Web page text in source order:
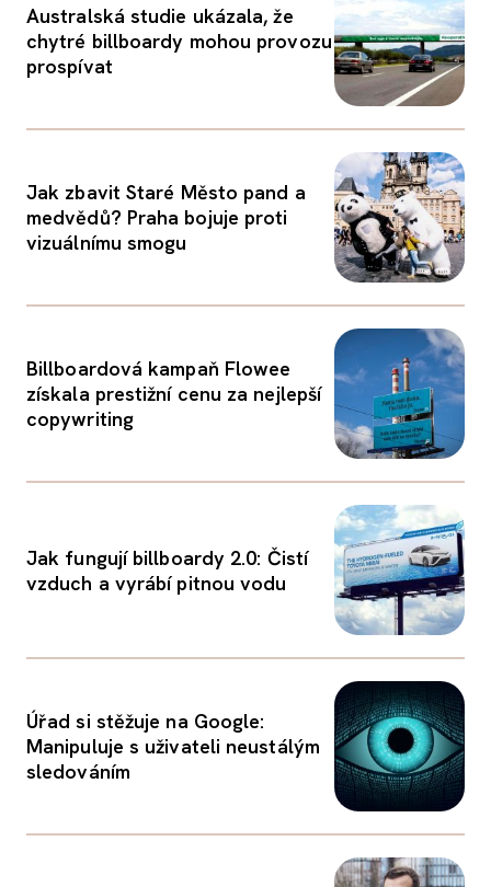
Australská studie ukázala, že
chytré billboardy mohou provozu
prospívat
Jak zbavit Staré Město pand a
medvědů? Praha bojuje proti
vizuálnímu smogu
Billboardová kampaň Flowee
získala prestižní cenu za nejlepší
copywriting
Jak fungují billboardy 2.0: Čistí
vzduch a vyrábí pitnou vodu
Úřad si stěžuje na Google:
Manipuluje s uživateli neustálým
sledováním